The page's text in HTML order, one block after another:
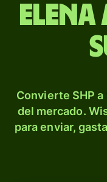
Convierte SHP
del mercado.
para enviar,